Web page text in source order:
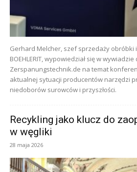
Gerhard Melcher, szef sprzedaży obróbki
BOEHLERIT, wypowiedział się w wywiadzie
Zerspanungstechnik.de na temat
aktualnej sytuacji producentów narzędzi
niedoborów surowców i przyszłości.
Recykling jako klucz do
w węgliki
28 maja 2026